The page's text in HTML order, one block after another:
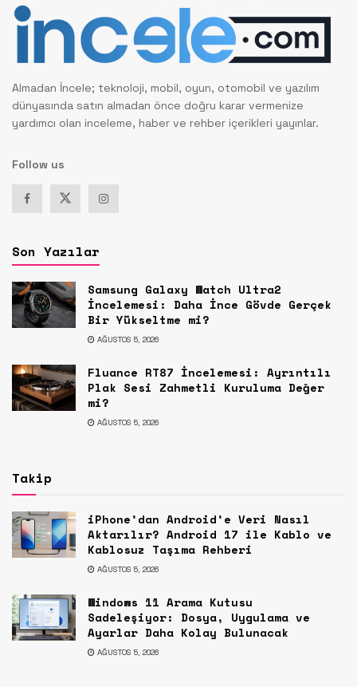
Almadan İncele; teknoloji, mobil, oyun, otomobil ve yazılım
dünyasında satın almadan önce doğru karar vermenize
yardımcı olan inceleme, haber ve rehber içerikleri yayınlar.
Follow us
Son Yazılar
Samsung Galaxy Watch Ultra2
İncelemesi: Daha İnce Gövde Gerçek
Bir Yükseltme mi?
AĞUSTOS 5, 2026
Fluance RT87 İncelemesi: Ayrıntılı
Plak Sesi Zahmetli Kuruluma Değer
mi?
AĞUSTOS 5, 2026
Takip
iPhone’dan Android’e Veri Nasıl
Aktarılır? Android 17 ile Kablo ve
Kablosuz Taşıma Rehberi
AĞUSTOS 5, 2026
Windows 11 Arama Kutusu
Sadeleşiyor: Dosya, Uygulama ve
Ayarlar Daha Kolay Bulunacak
AĞUSTOS 5, 2026